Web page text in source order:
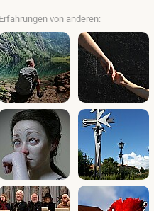
Erfahrungen von anderen: